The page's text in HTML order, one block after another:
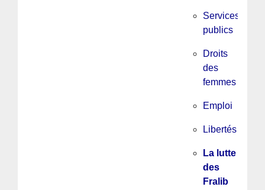
Services
publics
Droits
des
femmes
Emploi
Libertés
La lutte
des
Fralib